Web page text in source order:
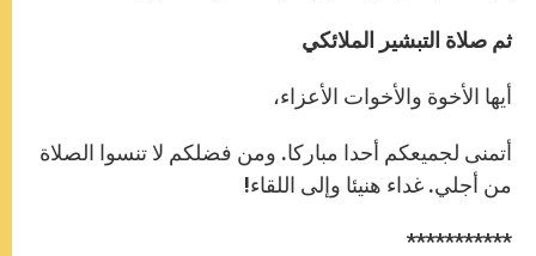
ثم صلاة التبشير الملائكي
أيها الأخوة والأخوات الأعزاء،
أتمنى لجميعكم أحدا مباركا. ومن فضلكم لا تنسوا الصلاة
من أجلي. غداء هنيئا وإلى اللقاء!
***********